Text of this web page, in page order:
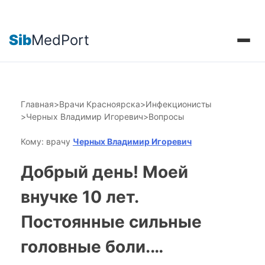
SibMedPort
Главная>Врачи Красноярска>Инфекционисты
>Черных Владимир Игоревич>Вопросы
Кому: врачу Черных Владимир Игоревич
Добрый день! Моей
внучке 10 лет.
Постоянные сильные
головные боли.…